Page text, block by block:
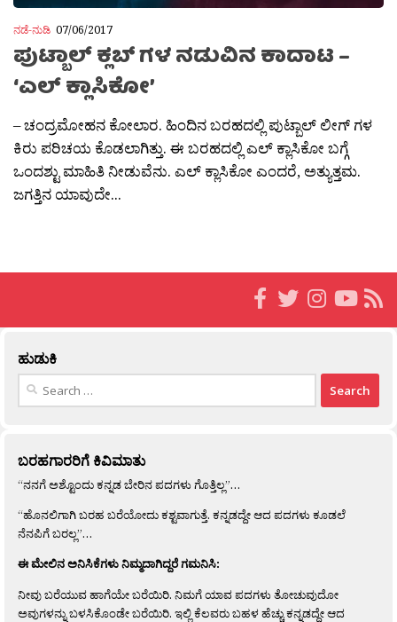
ನಡೆ-ನುಡಿ 07/06/2017
ಪುಟ್ಬಾಲ್ ಕ್ಲಬ್ ಗಳ ನಡುವಿನ ಕಾದಾಟ –
‘ಎಲ್ ಕ್ಲಾಸಿಕೋ’
– ಚಂದ್ರಮೋಹನ ಕೋಲಾರ. ಹಿಂದಿನ ಬರಹದಲ್ಲಿ ಪುಟ್ಬಾಲ್ ಲೀಗ್ ಗಳ
ಕಿರು ಪರಿಚಯ ಕೊಡಲಾಗಿತ್ತು. ಈ ಬರಹದಲ್ಲಿ ಎಲ್ ಕ್ಲಾಸಿಕೋ ಬಗ್ಗೆ
ಒಂದಶ್ಟು ಮಾಹಿತಿ ನೀಡುವೆನು. ಎಲ್ ಕ್ಲಾಸಿಕೋ ಎಂದರೆ, ಅತ್ಯುತ್ತಮ.
ಜಗತ್ತಿನ ಯಾವುದೇ...
ಹುಡುಕಿ
Search
ಬರಹಗಾರರಿಗೆ ಕಿವಿಮಾತು
“ನನಗೆ ಅಶ್ಟೊಂದು ಕನ್ನಡ ಬೇರಿನ ಪದಗಳು ಗೊತ್ತಿಲ್ಲ”…
“ಹೊನಲಿಗಾಗಿ ಬರಹ ಬರೆಯೋದು ಕಶ್ಟವಾಗುತ್ತೆ. ಕನ್ನಡದ್ದೇ ಆದ ಪದಗಳು ಕೂಡಲೆ
ನೆನಪಿಗೆ ಬರಲ್ಲ”…
ಈ ಮೇಲಿನ ಅನಿಸಿಕೆಗಳು ನಿಮ್ಮದಾಗಿದ್ದರೆ ಗಮನಿಸಿ:
ನೀವು ಬರೆಯುವ ಹಾಗೆಯೇ ಬರೆಯಿರಿ. ನಿಮಗೆ ಯಾವ ಪದಗಳು ತೋಚುವುದೋ
ಅವುಗಳನ್ನು ಬಳಸಿಕೊಂಡೇ ಬರೆಯಿರಿ. ಇಲ್ಲಿ ಕೆಲವರು ಬಹಳ ಹೆಚ್ಚು ಕನ್ನಡದ್ದೇ ಆದ